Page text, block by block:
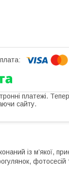
платежі.
сайту.
із м’якої,